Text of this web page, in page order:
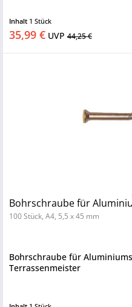
Inhalt 1 Stück
35,99 € UVP 44,25 €
Bohrschraube für
100 Stück, A4, 5,5 x 45 mm
Bohrschraube für
Terrassenmeister